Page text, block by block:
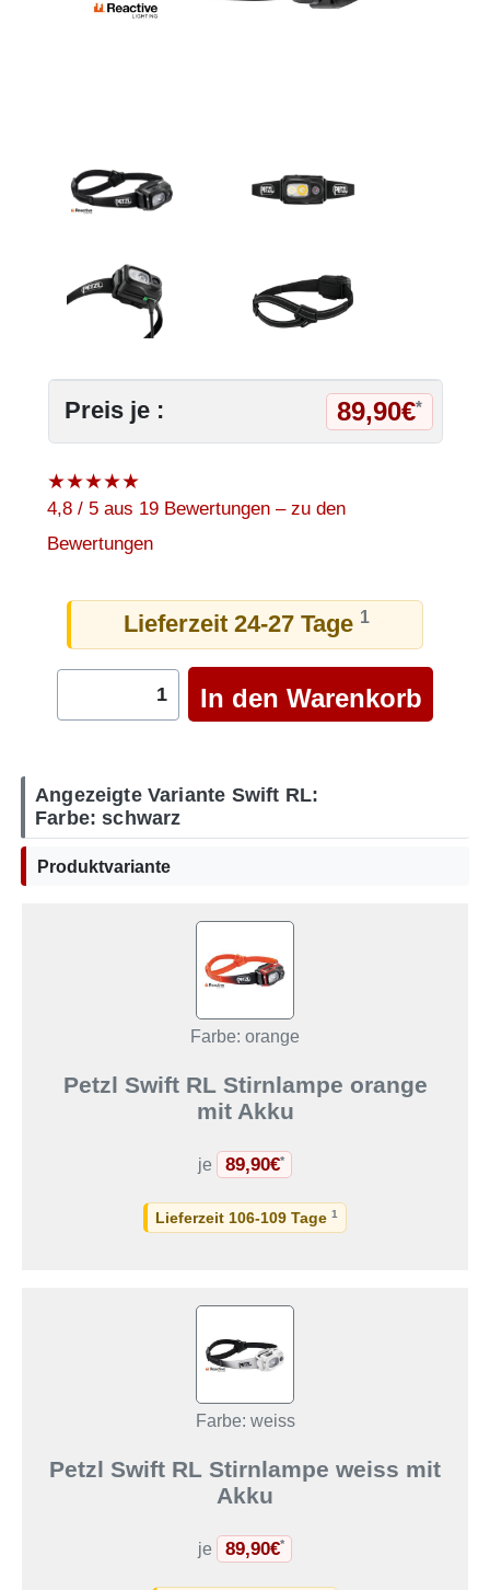
Preis je : 89,90€*
★★★★★
4,8 / 5 aus 19 Bewertungen – zu den
Bewertungen
Lieferzeit 24-27 Tage 1
Angezeigte Variante Swift RL:
Farbe: schwarz
Produktvariante
Farbe: orange
Petzl Swift RL Stirnlampe orange
mit Akku
je 89,90€*
Lieferzeit 106-109 Tage 1
Farbe: weiss
Petzl Swift RL Stirnlampe weiss mit
Akku
je 89,90€*